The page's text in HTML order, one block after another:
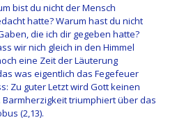
bist du nicht der Mensch
hatte? Warum hast du nicht
die ich dir gegeben hatte?
wir nich gleich in den Himmel
eine Zeit der Läuterung
was eigentlich das Fegefeuer
Zu guter Letzt wird Gott keinen
triumphiert über das
(2,13).